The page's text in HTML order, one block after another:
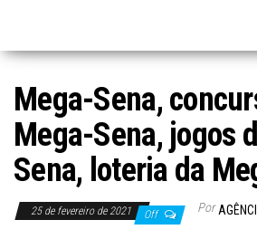
Mega-Sena,
Mega-Sena, jogos
Sena, loteria da
25 de fevereiro de 2021 Off Por